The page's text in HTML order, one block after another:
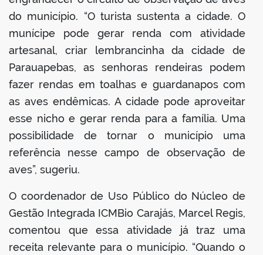
do município. “O turista sustenta a cidade. O
munícipe pode gerar renda com atividade
artesanal, criar lembrancinha da cidade de
Parauapebas, as senhoras rendeiras podem
fazer rendas em toalhas e guardanapos com
as aves endêmicas. A cidade pode aproveitar
esse nicho e gerar renda para a família. Uma
possibilidade de tornar o município uma
referência nesse campo de observação de
aves”, sugeriu.
O coordenador de Uso Público do Núcleo de
Gestão Integrada ICMBio Carajás, Marcel Regis,
comentou que essa atividade já traz uma
receita relevante para o município. “Quando o